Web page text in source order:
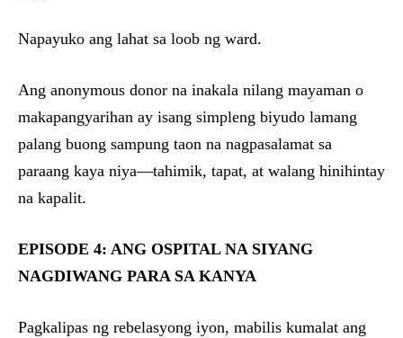
Napayuko ang lahat sa loob ng ward.
Ang anonymous donor na inakala nilang mayaman o
makapangyarihan ay isang simpleng biyudo lamang
palang buong sampung taon na nagpasalamat sa
paraang kaya niya—tahimik, tapat, at walang hinihintay
na kapalit.
EPISODE 4: ANG OSPITAL NA SIYANG
NAGDIWANG PARA SA KANYA
Pagkalipas ng rebelasyong iyon, mabilis kumalat ang